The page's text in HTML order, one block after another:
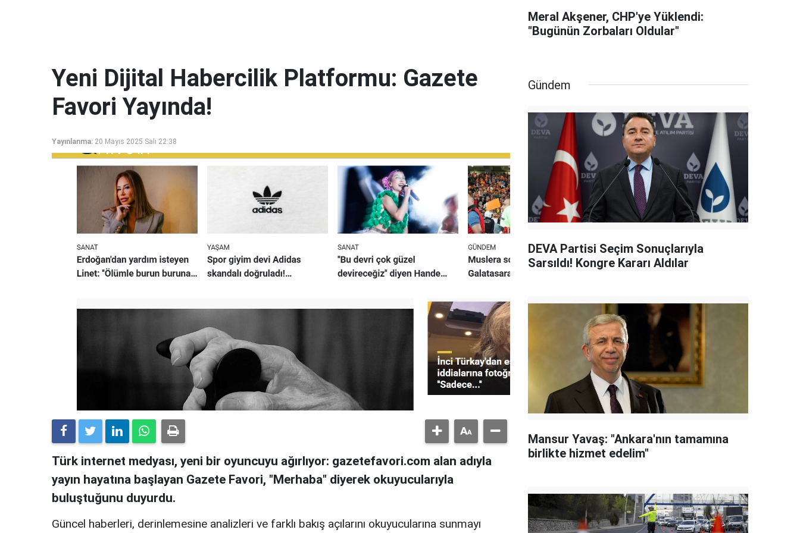
Meral Akşener, CHP'ye Yüklendi:
"Bugünün Zorbaları Oldular"
Yeni Dijital Habercilik Platformu: Gazete
Favori Yayında!
Yayınlanma: 20 Mayıs 2025 Salı 22:38
Türk internet medyası, yeni bir oyuncuyu ağırlıyor: gazetefavori.com alan adıyla
yayın hayatına başlayan Gazete Favori, "Merhaba" diyerek okuyucularıyla
buluştuğunu duyurdu.
Güncel haberleri, derinlemesine analizleri ve farklı bakış açılarını okuyucularına sunmayı
Gündem
DEVA Partisi Seçim Sonuçlarıyla
Sarsıldı! Kongre Kararı Aldılar
Mansur Yavaş: "Ankara'nın tamamına
birlikte hizmet edelim"